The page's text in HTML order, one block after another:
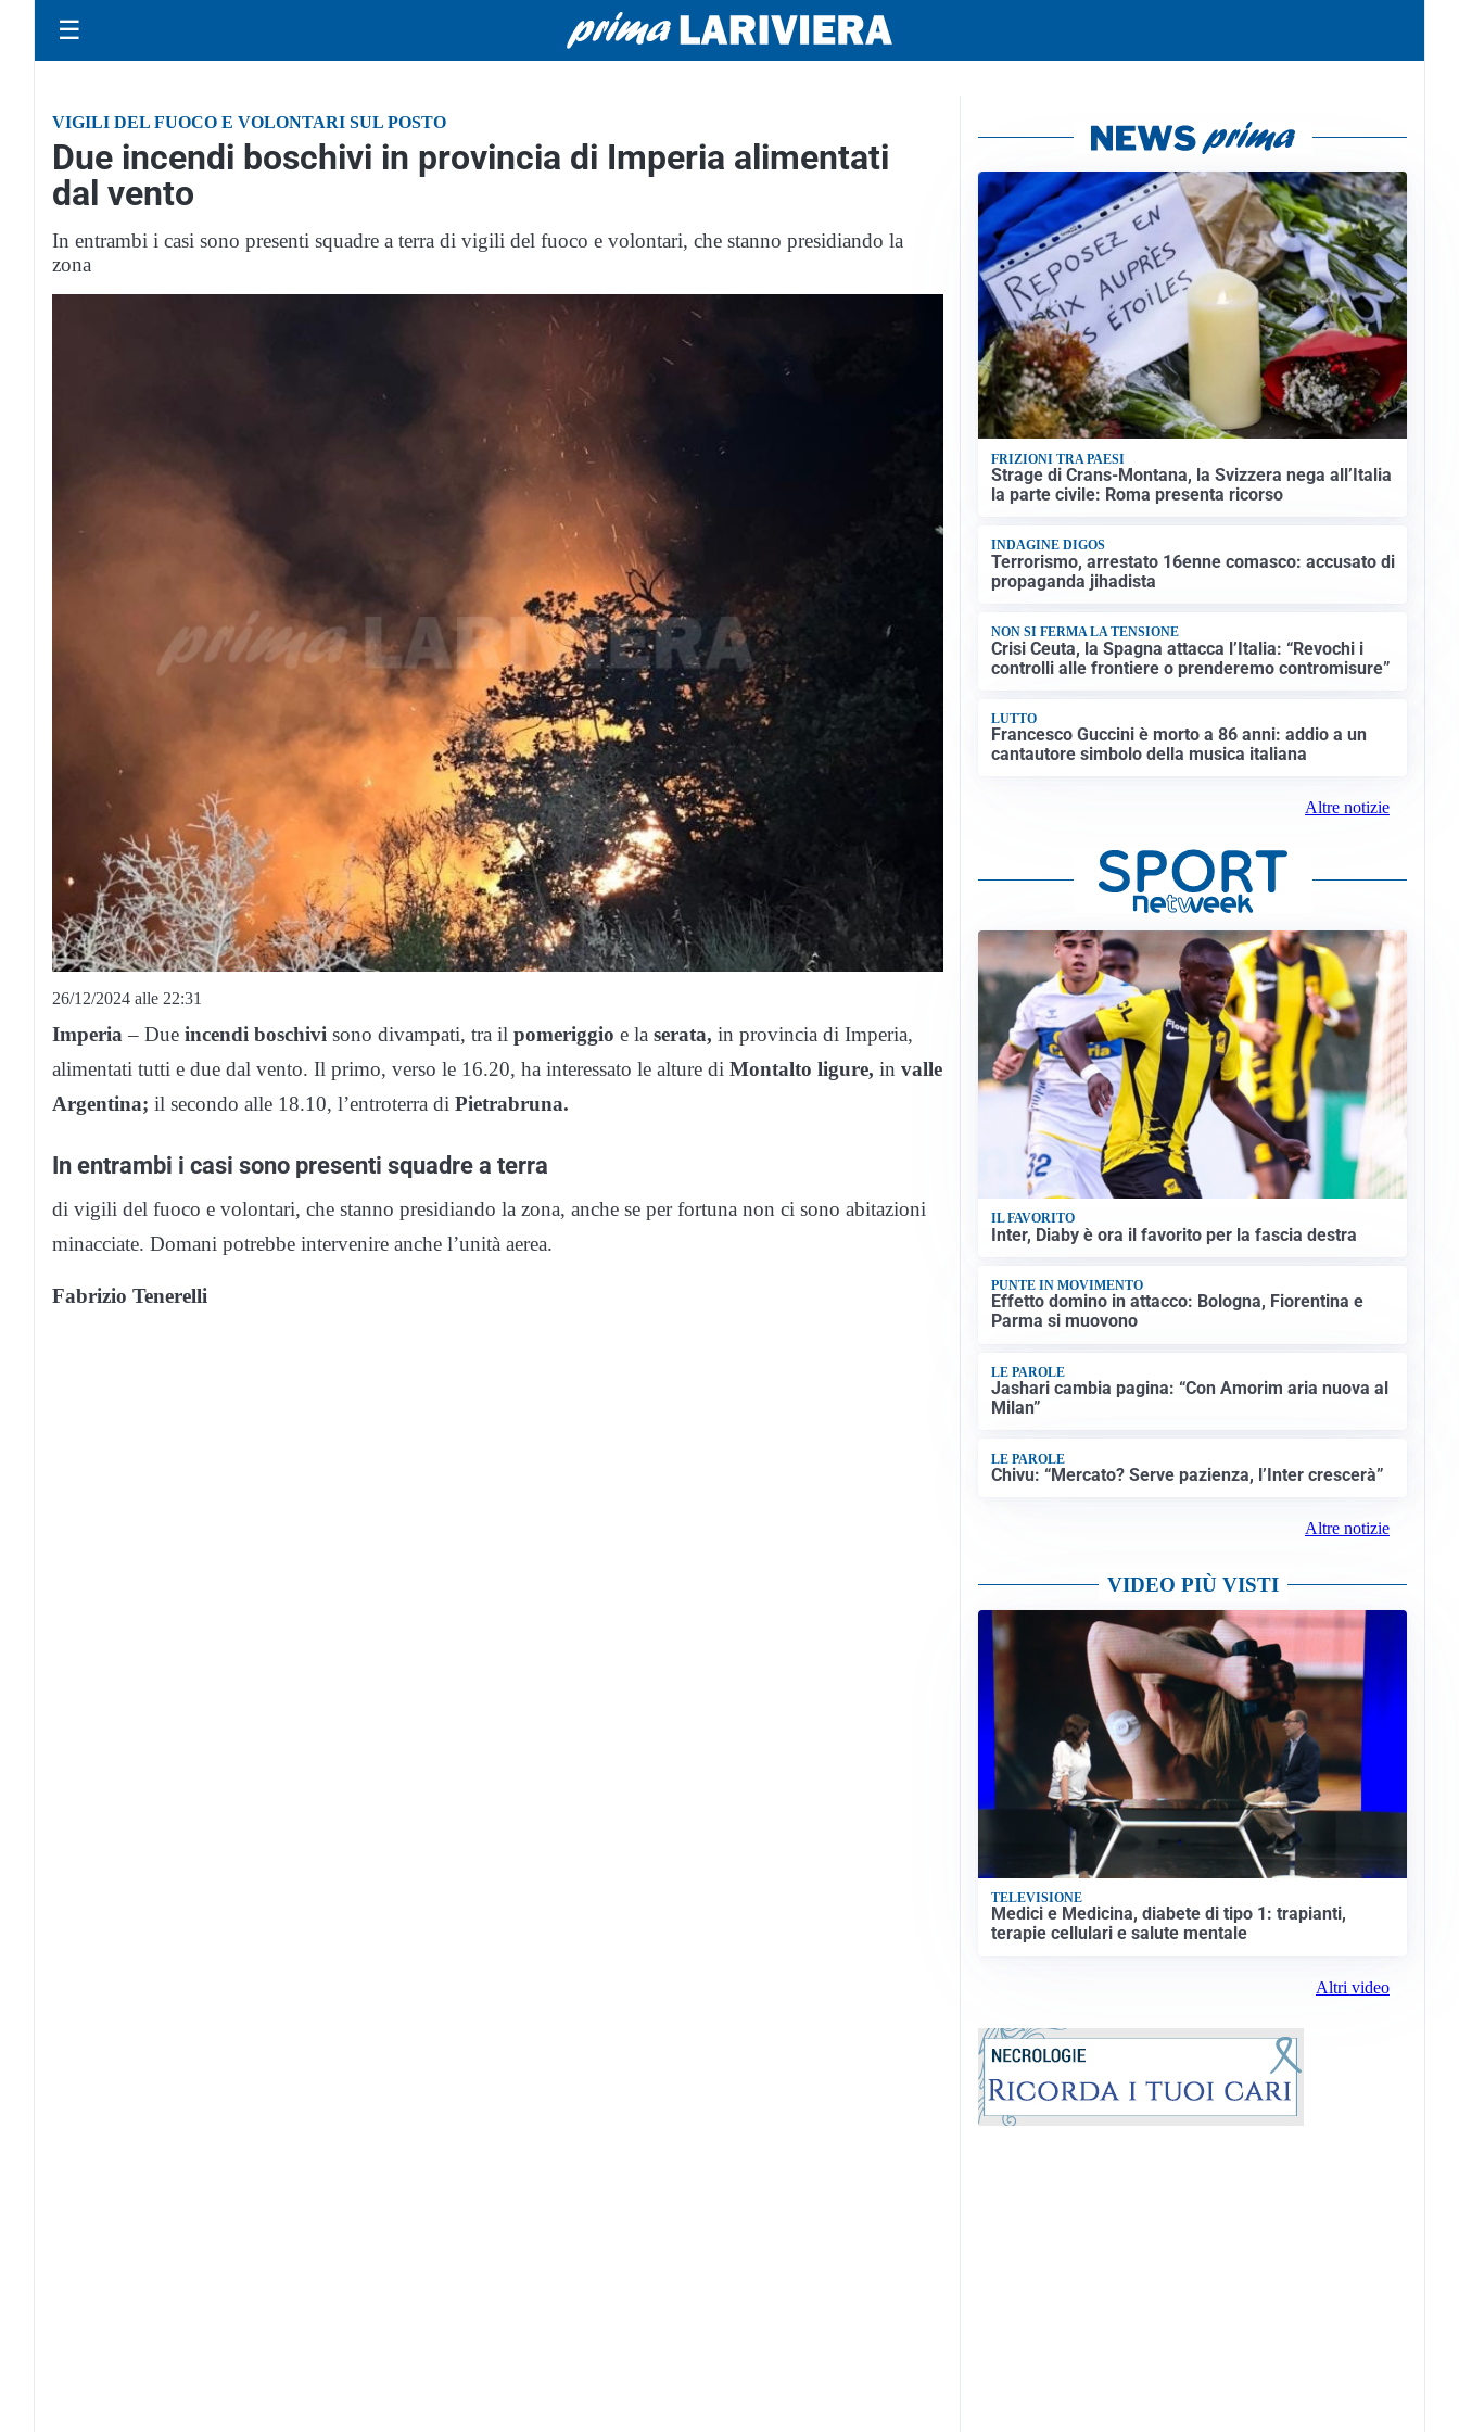
☰
VIGILI DEL FUOCO E VOLONTARI SUL POSTO
Due incendi boschivi in provincia di Imperia alimentati
dal vento
In entrambi i casi sono presenti squadre a terra di vigili del fuoco e volontari, che stanno presidiando la
zona
26/12/2024 alle 22:31
Imperia – Due incendi boschivi sono divampati, tra il pomeriggio e la serata, in provincia di Imperia,
alimentati tutti e due dal vento. Il primo, verso le 16.20, ha interessato le alture di Montalto ligure, in valle
Argentina; il secondo alle 18.10, l’entroterra di Pietrabruna.
In entrambi i casi sono presenti squadre a terra
di vigili del fuoco e volontari, che stanno presidiando la zona, anche se per fortuna non ci sono abitazioni
minacciate. Domani potrebbe intervenire anche l’unità aerea.
Fabrizio Tenerelli
FRIZIONI TRA PAESI
Strage di Crans-Montana, la Svizzera nega all’Italia
la parte civile: Roma presenta ricorso
INDAGINE DIGOS
Terrorismo, arrestato 16enne comasco: accusato di
propaganda jihadista
NON SI FERMA LA TENSIONE
Crisi Ceuta, la Spagna attacca l’Italia: “Revochi i
controlli alle frontiere o prenderemo contromisure”
LUTTO
Francesco Guccini è morto a 86 anni: addio a un
cantautore simbolo della musica italiana
Altre notizie
IL FAVORITO
Inter, Diaby è ora il favorito per la fascia destra
PUNTE IN MOVIMENTO
Effetto domino in attacco: Bologna, Fiorentina e
Parma si muovono
LE PAROLE
Jashari cambia pagina: “Con Amorim aria nuova al
Milan”
LE PAROLE
Chivu: “Mercato? Serve pazienza, l’Inter crescerà”
Altre notizie
VIDEO PIÙ VISTI
TELEVISIONE
Medici e Medicina, diabete di tipo 1: trapianti,
terapie cellulari e salute mentale
Altri video